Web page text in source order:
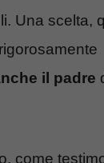
Una scelta,
il padre
come